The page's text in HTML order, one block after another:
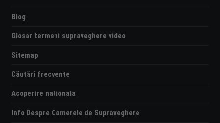
Blog
Glosar termeni supraveghere video
Sitemap
Căutări frecvente
Acoperire nationala
Info Despre Camerele de Supraveghere